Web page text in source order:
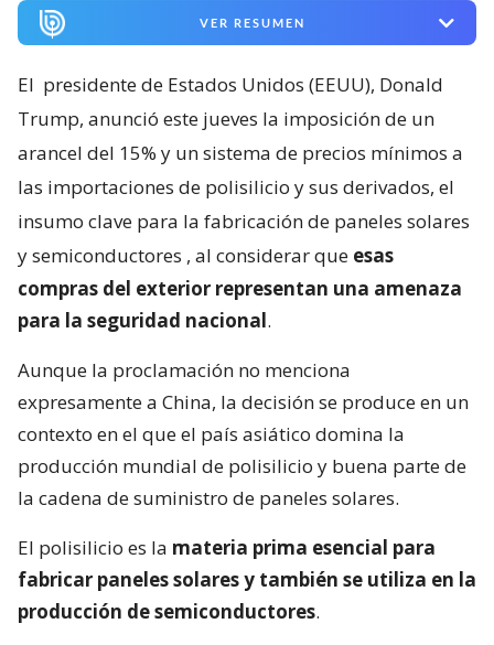
VER RESUMEN
El presidente de Estados Unidos (EEUU), Donald
Trump, anunció este jueves la imposición de un
arancel del 15% y un sistema de precios mínimos a
las importaciones de polisilicio y sus derivados, el
insumo clave para la fabricación de paneles solares
y semiconductores , al considerar que esas
compras del exterior representan una amenaza
para la seguridad nacional.
Aunque la proclamación no menciona
expresamente a China, la decisión se produce en un
contexto en el que el país asiático domina la
producción mundial de polisilicio y buena parte de
la cadena de suministro de paneles solares.
El polisilicio es la materia prima esencial para
fabricar paneles solares y también se utiliza en la
producción de semiconductores.